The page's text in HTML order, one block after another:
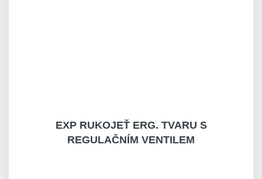
EXP RUKOJEŤ ERG. TVARU S
REGULAČNÍM VENTILEM